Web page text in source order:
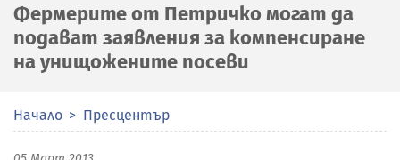
Фермерите от Петричко могат да
подават заявления за компенсиране
на унищожените посеви
Начало Пресцентър